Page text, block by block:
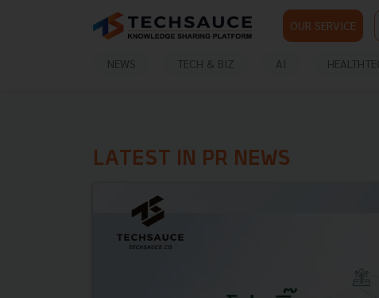
OUR SERVICE
NEWS TECH & BIZ AI
LATEST IN PR NEWS